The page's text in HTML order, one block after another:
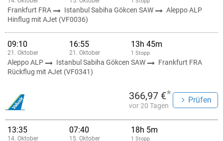
Frankfurt FRA Istanbul Sabiha Gökcen SAW
Aleppo ALP
Hinflug mit AJet (VF0036)
09:10
21. Oktober
16:55
21. Oktober
13h 45m
1 Stopp
Aleppo ALP Istanbul Sabiha Gökcen SAW
Frankfurt FRA
Rückflug mit AJet (VF0341)
366,97 €*
vor 20 Tagen
Prüfen
13:35
14. Oktober
07:40
15. Oktober
18h 5m
1 Stopp